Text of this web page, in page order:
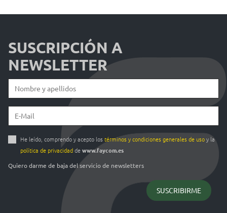
SUSCRIPCIÓN A
NEWSLETTER
He leído, comprendo y acepto los términos y condiciones generales de usoy la
política de privacidaddewww.faycom.es
Quiero darme de baja del servicio de newsletters